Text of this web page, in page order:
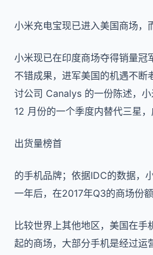
小米充电宝现已进入美国商场，
小米现已在印度商场夺得销量冠
不错成果，进军美国的机遇不断
讨公司 Canalys 的一份陈述，
12 月份的一个季度内替代三星
出货量榜首
的手机品牌；依据IDC的数据，
一年后，在2017年Q3的商场份
比较世界上其他地区，美国在手
起的商场，大部分手机是经过运